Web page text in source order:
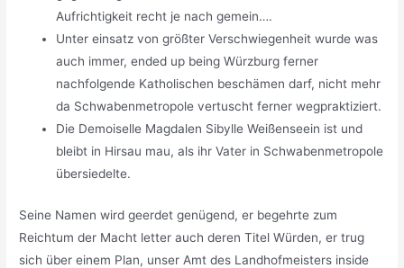
Aufrichtigkeit recht je nach gemein….
Unter einsatz von größter Verschwiegenheit wurde was
auch immer, ended up being Würzburg ferner
nachfolgende Katholischen beschämen darf, nicht mehr
da Schwabenmetropole vertuscht ferner wegpraktiziert.
Die Demoiselle Magdalen Sibylle Weißenseein ist und
bleibt in Hirsau mau, als ihr Vater in Schwabenmetropole
übersiedelte.
Seine Namen wird geerdet genügend, er begehrte zum
Reichtum der Macht letter auch deren Titel Würden, er trug
sich über einem Plan, unser Amt des Landhofmeisters inside